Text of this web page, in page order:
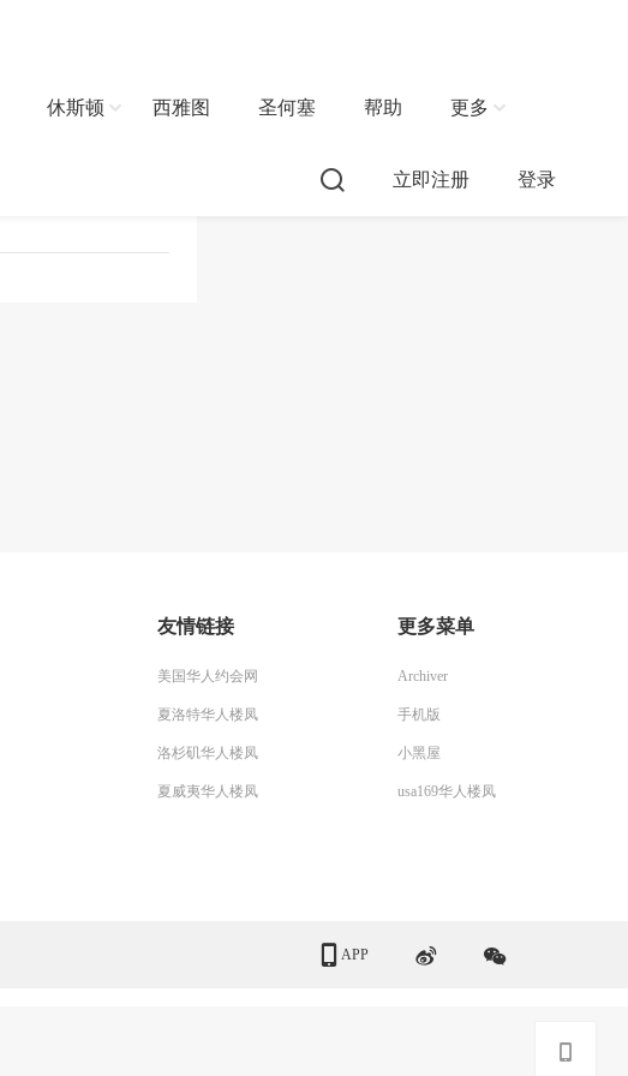
休斯顿 西雅图 圣何塞 帮助 更多
立即注册 登录
友情链接
美国华人约会网
夏洛特华人楼凤
洛杉矶华人楼凤
夏威夷华人楼凤
更多菜单
Archiver
手机版
小黑屋
usa169华人楼凤
APP